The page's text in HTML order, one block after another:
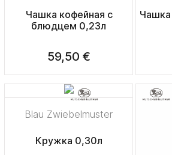
Чашка кофейная с
блюдцем 0,23л
59,50 €
Blau Zwiebelmuster
Кружка 0,30л